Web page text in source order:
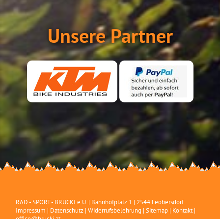
Unsere Partner
RAD - SPORT - BRUCKI e.U. | Bahnhofplatz 1 | 2544 Leobersdorf
Impressum | Datenschutz |Widerrufsbelehrung |Sitemap | Kontakt|